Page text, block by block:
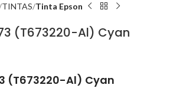
TINTAS Tinta Epson
(T673220-Al) Cyan
(T673220-Al) Cyan